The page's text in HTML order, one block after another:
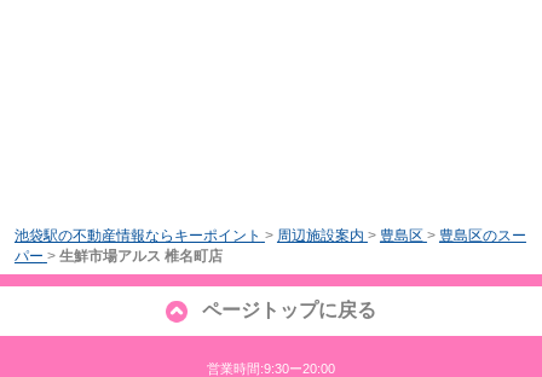
池袋駅の不動産情報ならキーポイント > 周辺施設案内 > 豊島区 > 豊島区のスー
パー > 生鮮市場アルス 椎名町店
ページトップに戻る
営業時間:9:30ー20:00